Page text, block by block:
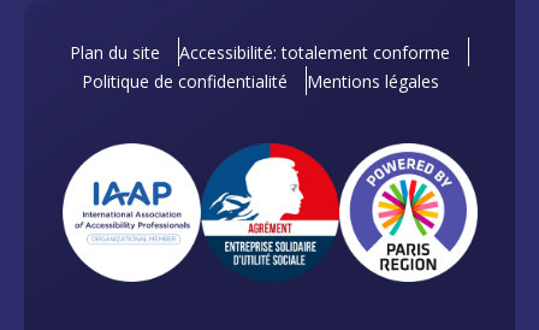
Plan du site
Accessibilité: totalement conforme
Politique de confidentialité
Mentions légales